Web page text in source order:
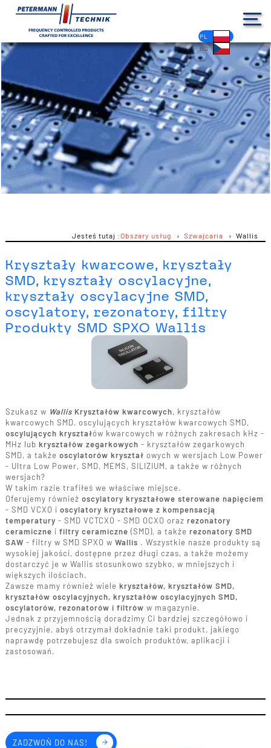
DE
EN
FR
ES
PL
IT
NL
HU
CS
Jesteś tutaj :Obszary usług Szwajcaria Wallis
Kryształy kwarcowe, kryształy
SMD, kryształy oscylacyjne,
kryształy oscylacyjne SMD,
oscylatory, rezonatory, filtry
Produkty SMD SPXO Wallis
Szukasz w Wallis Kryształów kwarcowych, kryształów
kwarcowych SMD, oscylujących kryształów kwarcowych SMD,
oscylujących kryształów kwarcowych w różnych zakresach kHz -
MHz lub kryształów zegarkowych - kryształów zegarkowych
SMD, a także oscylatorów kryształ owych w wersjach Low Power
- Ultra Low Power, SMD, MEMS, SILIZIUM, a także w różnych
wersjach?
W takim razie trafiłeś we właściwe miejsce.
Oferujemy również oscylatory kryształowe sterowane napięciem
- SMD VCXO i oscylatory kryształowe z kompensacją
temperatury - SMD VCTCXO - SMD OCXO oraz rezonatory
ceramiczne i filtry ceramiczne (SMD), a także rezonatory SMD
SAW - filtry w SMD SPXO w Wallis . Wszystkie nasze produkty są
wysokiej jakości, dostępne przez długi czas, a także możemy
dostarczyć je w Wallis stosunkowo szybko, w mniejszych i
większych ilościach.
Zawsze mamy również wiele kryształów, kryształów SMD,
kryształów oscylacyjnych, kryształów oscylacyjnych SMD,
oscylatorów, rezonatorów i filtrów w magazynie.
Jednak z przyjemnością doradzimy Ci bardziej szczegółowo i
precyzyjnie, abyś otrzymał dokładnie taki produkt, jakiego
naprawdę potrzebujesz dla swoich produktów, aplikacji i
zastosowań.
ZADZWOŃ DO NAS!